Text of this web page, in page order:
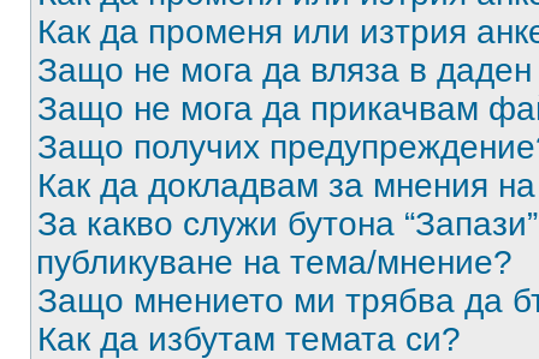
Как да променя или изтрия
Защо не мога да вляза в
Защо не мога да прикачвам
Защо получих
Как да докладвам за мнения
За какво служи бутона
публикуване на тема/мнение?
Защо мнението ми трябва да
Как да избутам темата си?